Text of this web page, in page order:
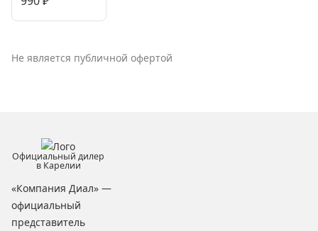
Не является публичной офертой
Официальный дилер
в Карелии
«Компания Диал» —
официальный
представитель